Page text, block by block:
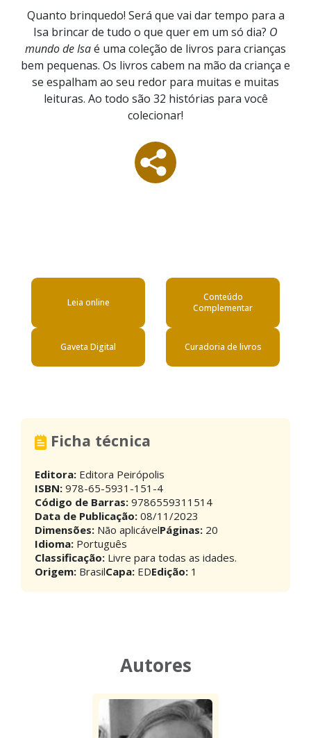
Quanto brinquedo! Será que vai dar tempo para a
Isa brincar de tudo o que quer em um só dia? O
mundo de Isaé uma coleção de livros para crianças
bem pequenas. Os livros cabem na mão da criança e
se espalham ao seu redor para muitas e muitas
leituras. Ao todo são 32 histórias para você
colecionar!
Leia online
Conteúdo
Complementar
Gaveta Digital Curadoria de livros
Ficha técnica
Editora: Editora Peirópolis
ISBN: 978-65-5931-151-4
Código de Barras: 9786559311514
Data de Publicação: 08/11/2023
Dimensões: Não aplicávelPáginas: 20
Idioma: Português
Classificação: Livre para todas as idades.
Origem: BrasilCapa: EDEdição: 1
Autores